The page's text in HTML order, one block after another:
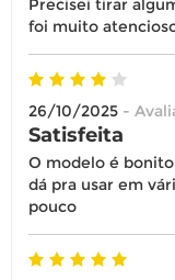
Precisei tirar
foi muito
26/10/2025 -
Satisfeita
O modelo é
dá pra usar em
pouco